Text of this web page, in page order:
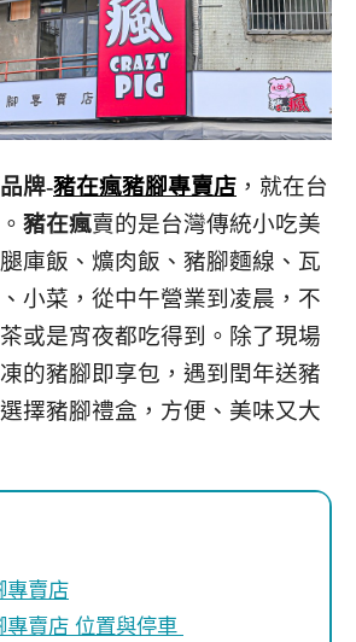
牌-豬在瘋豬腳專賣店 ，就在台
豬在瘋賣的是台灣傳統小吃美
庫飯、爌肉飯、豬腳麵線、瓦
小菜，從中午營業到凌晨，不
或是宵夜都吃得到。除了現場
的豬腳即享包，遇到閏年送豬
擇豬腳禮盒，方便、美味又大
專賣店
專賣店 位置與停車